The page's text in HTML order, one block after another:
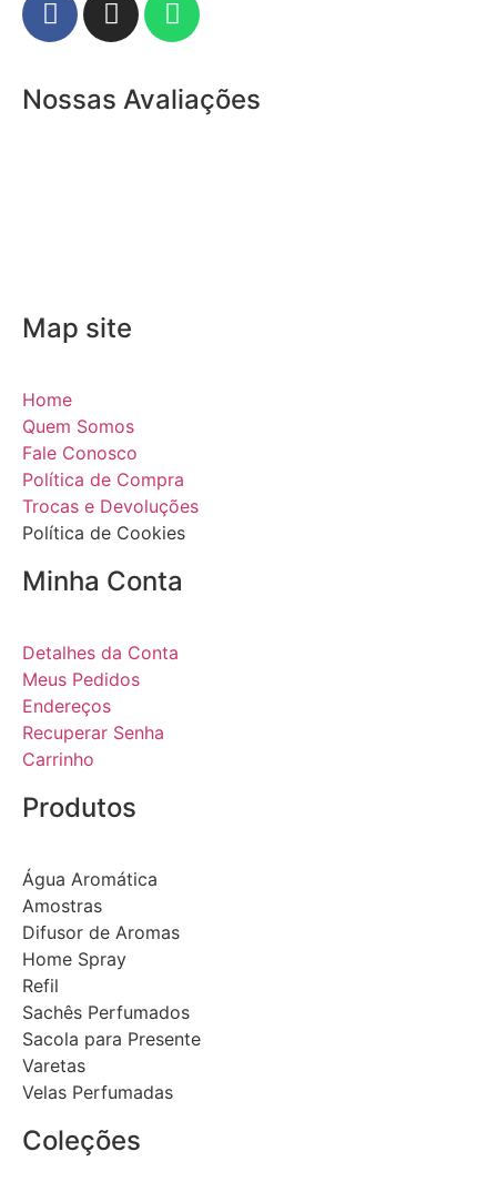
Nossas Avaliações
Map site
Home
Quem Somos
Fale Conosco
Política de Compra
Trocas e Devoluções
Política de Cookies
Minha Conta
Detalhes da Conta
Meus Pedidos
Endereços
Recuperar Senha
Carrinho
Produtos
Água Aromática
Amostras
Difusor de Aromas
Home Spray
Refil
Sachês Perfumados
Sacola para Presente
Varetas
Velas Perfumadas
Coleções